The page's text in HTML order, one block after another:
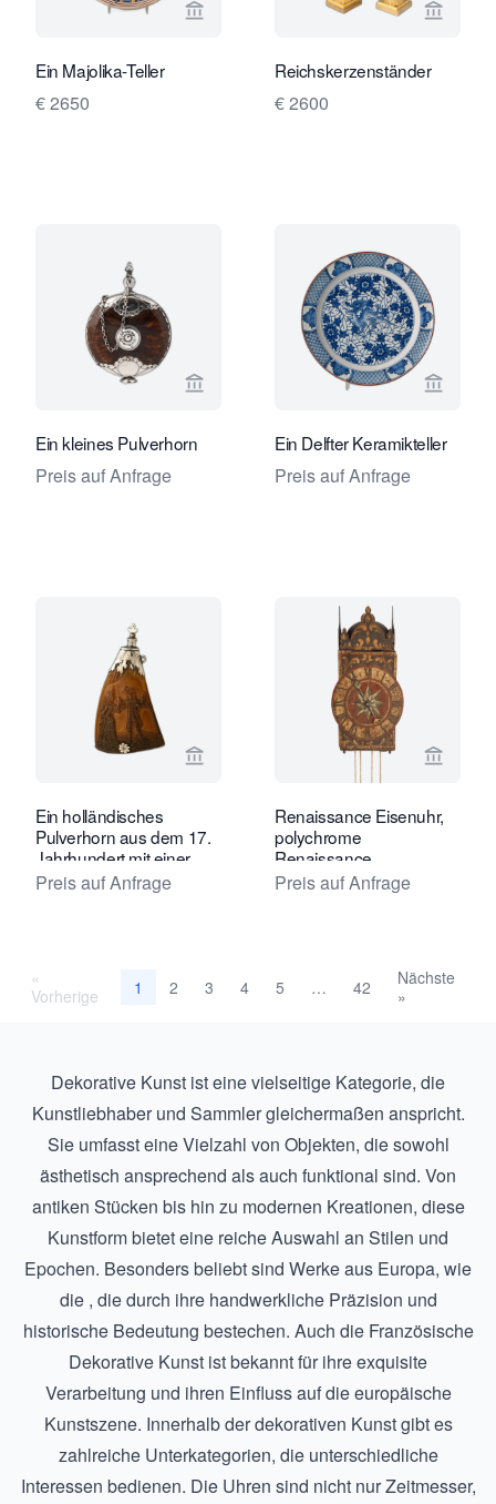
Verkaeuferseite von Limburg
Ein Majolika-Teller
€ 2650
Reichskerzenständer
€ 2600
Verkaeuferseite von Limburg
Ein kleines Pulverhorn
Preis auf Anfrage
Ein Delfter Keramikteller
Preis auf Anfrage
Verkaeuferseite von Limburg
Ein holländisches
Pulverhorn aus dem 17.
Jahrhundert mit einer
erotischen Darstellung.
Preis auf Anfrage
Renaissance Eisenuhr,
polychrome
Renaissance
Eisenwanduhr mit
Waage. Um 1650,
Preis auf Anfrage
«
Vorherige
1 2 3 4 5 … 42
Nächste
»
Dekorative Kunst ist eine vielseitige Kategorie, die
Kunstliebhaber und Sammler gleichermaßen anspricht.
Sie umfasst eine Vielzahl von Objekten, die sowohl
ästhetisch ansprechend als auch funktional sind. Von
antiken Stücken bis hin zu modernen Kreationen, diese
Kunstform bietet eine reiche Auswahl an Stilen und
Epochen. Besonders beliebt sind Werke aus Europa, wie
die , die durch ihre handwerkliche Präzision und
historische Bedeutung bestechen. Auch die Französische
Dekorative Kunst ist bekannt für ihre exquisite
Verarbeitung und ihren Einfluss auf die europäische
Kunstszene. Innerhalb der dekorativen Kunst gibt es
zahlreiche Unterkategorien, die unterschiedliche
Interessen bedienen. Die Uhren sind nicht nur Zeitmesser,